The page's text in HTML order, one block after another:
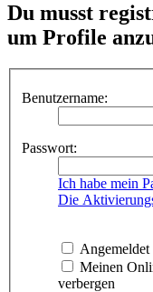
Du musst
um Profile
Benutzername:
Passwort:
Ich habe mein
Die
Angemeldet
Meinen
verbergen